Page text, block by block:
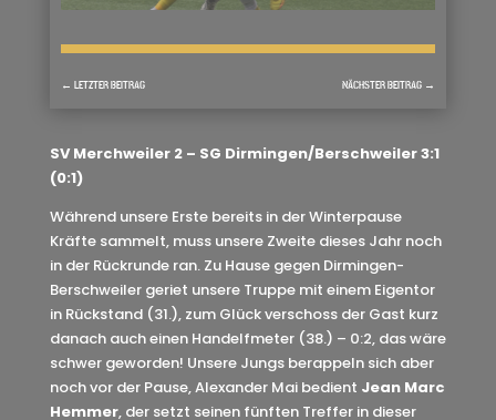
← LETZTER BEITRAG NÄCHSTER BEITRAG →
SV Merchweiler 2 – SG Dirmingen/Berschweiler 3:1
(0:1)
Während unsere Erste bereits in der Winterpause
Kräfte sammelt, muss unsere Zweite dieses Jahr noch
in der Rückrunde ran. Zu Hause gegen Dirmingen-
Berschweiler geriet unsere Truppe mit einem Eigentor
in Rückstand (31.), zum Glück verschoss der Gast kurz
danach auch einen Handelfmeter (38.) – 0:2, das wäre
schwer geworden! Unsere Jungs berappeln sich aber
noch vor der Pause, Alexander Mai bedient Jean Marc
Hemmer, der setzt seinen fünften Treffer in dieser